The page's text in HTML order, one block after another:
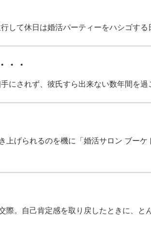
して休日は婚活パーティーをハシゴする
・・
にされず、彼氏すら出来ない数年間を過
上げられるのを機に「婚活サロン ブーケ
際。自己肯定感を取り戻したときに、と